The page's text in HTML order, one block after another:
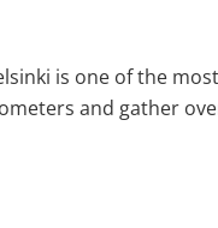
is one of the
and gather